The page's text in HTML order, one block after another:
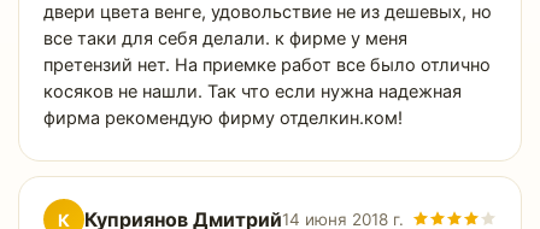
двери цвета венге, удовольствие не из дешевых, но
все таки для себя делали. к фирме у меня
претензий нет. На приемке работ все было отлично
косяков не нашли. Так что если нужна надежная
фирма рекомендую фирму отделкин.ком!
К Куприянов Дмитрий14 июня 2018 г.